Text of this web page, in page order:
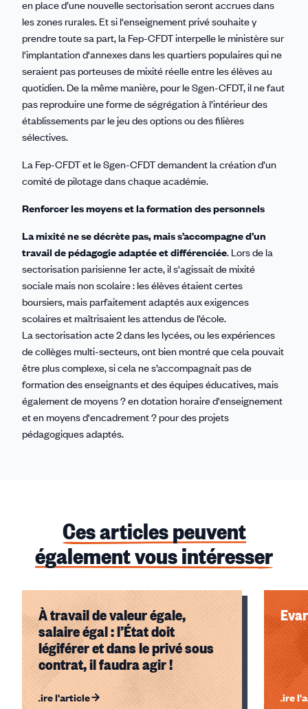
en place d’une nouvelle sectorisation seront accrues dans
les zones rurales. Et si l'enseignement privé souhaite y
prendre toute sa part, la Fep-CFDT interpelle le ministère sur
l'implantation d'annexes dans les quartiers populaires qui ne
seraient pas porteuses de mixité réelle entre les élèves au
quotidien. De la même manière, pour le Sgen-CFDT, il ne faut
pas reproduire une forme de ségrégation à l’intérieur des
établissements par le jeu des options ou des filières
sélectives.
La Fep-CFDT et le Sgen-CFDT demandent la création d’un
comité de pilotage dans chaque académie.
Renforcer les moyens et la formation des personnels
La mixité ne se décrète pas, mais s’accompagne d’un
travail de pédagogie adaptée et différenciée. Lors de la
sectorisation parisienne 1er acte, il s'agissait de mixité
sociale mais non scolaire : les élèves étaient certes
boursiers, mais parfaitement adaptés aux exigences
scolaires et maîtrisaient les attendus de l’école.
La sectorisation acte 2 dans les lycées, ou les expériences
de collèges multi-secteurs, ont bien montré que cela pouvait
être plus complexe, si cela ne s’accompagnait pas de
formation des enseignants et des équipes éducatives, mais
également de moyens ? en dotation horaire d'enseignement
et en moyens d'encadrement ? pour des projets
pédagogiques adaptés.
Ces articles peuvent
également vous intéresser
À travail de valeur égale,
salaire égal : l’État doit
légiférer et dans le privé sous
contrat, il faudra agir !
Lire l'article Lire